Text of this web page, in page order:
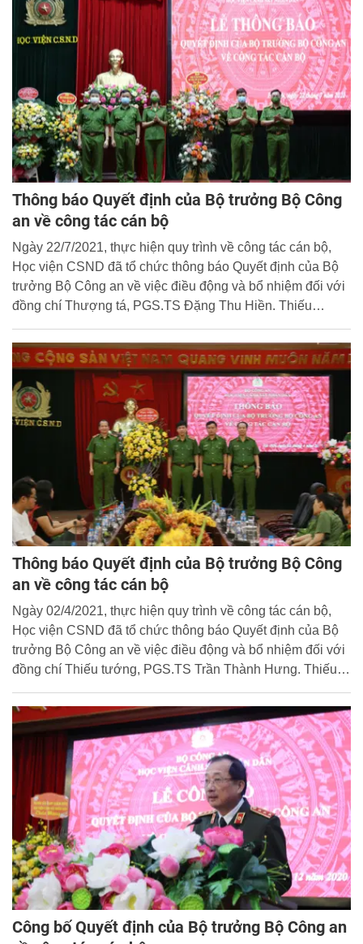
Thông báo Quyết định của Bộ trưởng Bộ Công
an về công tác cán bộ
Ngày 22/7/2021, thực hiện quy trình về công tác cán bộ,
Học viện CSND đã tổ chức thông báo Quyết định của Bộ
trưởng Bộ Công an về việc điều động và bổ nhiệm đối với
đồng chí Thượng tá, PGS.TS Đặng Thu Hiền. Thiếu
trì buổi lễ.
Thông báo Quyết định của Bộ trưởng Bộ Công
an về công tác cán bộ
Ngày 02/4/2021, thực hiện quy trình về công tác cán bộ,
Học viện CSND đã tổ chức thông báo Quyết định của Bộ
trưởng Bộ Công an về việc điều động và bổ nhiệm đối với
đồng chí Thiếu tướng, PGS.TS Trần Thành Hưng. Thiếu
trì buổi lễ.
Công bố Quyết định của Bộ trưởng Bộ Công an